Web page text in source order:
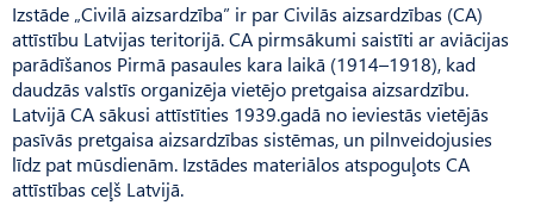
Izstāde „Civilā aizsardzība” ir par Civilās aizsardzības (CA)
attīstību Latvijas teritorijā. CA pirmsākumi saistīti ar aviācijas
parādīšanos Pirmā pasaules kara laikā (1914–1918), kad
daudzās valstīs organizēja vietējo pretgaisa aizsardzību.
Latvijā CA sākusi attīstīties 1939.gadā no ieviestās vietējās
pasīvās pretgaisa aizsardzības sistēmas, un pilnveidojusies
līdz pat mūsdienām. Izstādes materiālos atspoguļots CA
attīstības ceļš Latvijā.